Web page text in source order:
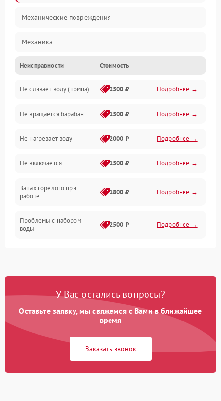
Механические повреждения
Механика
Электропитание
Водоснабжение
Слив
Программное обеспечение
Неисправности Стоимость
Не сливает воду (помпа) 2500 ₽ Подробнее →
Не вращается барабан 1500 ₽ Подробнее →
Не нагревает воду 2000 ₽ Подробнее →
Не включается 1500 ₽ Подробнее →
Запах горелого при
работе
1800 ₽ Подробнее →
Проблемы с набором
воды
2500 ₽ Подробнее →
Замена платы управления 2200 ₽ Подробнее →
У Вас остались вопросы?
Оставьте заявку, мы свяжемся с Вами в ближайшее
время
Заказать звонок